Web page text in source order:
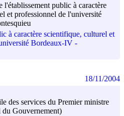
l'établissement public à caractère
et professionnel de l'université
à caractère scientifique, culturel et
Bordeaux-IV -
des services du Premier ministre
du Gouvernement)
18/11/2004